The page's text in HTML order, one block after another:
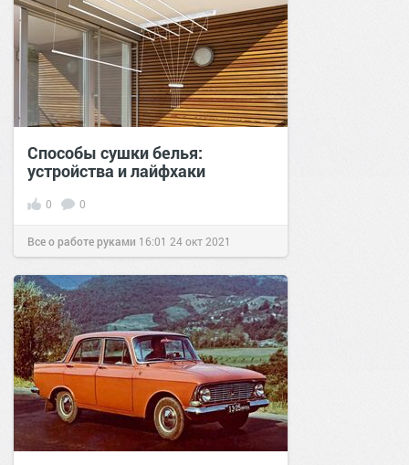
Способы сушки белья:
устройства и лайфхаки
0 0
Все о работе руками 16:01 24 окт 2021